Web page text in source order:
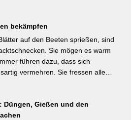
Ausputzen von Frühsommer bis
hervorragend für Balkonkästen und
Genusspflanze des Jahres 2026
die durch ihr intensiv
überzeugt und ab Juni durchgehend
Wer auf regional empfohlene
mit diesen beiden Sorten für Balkon
bekämpfen
auf den Beeten sprießen, sind
Sie mögen es warm
führen dazu, dass sich
vermehren. Sie fressen alle
Garten
Düngen, Gießen und den